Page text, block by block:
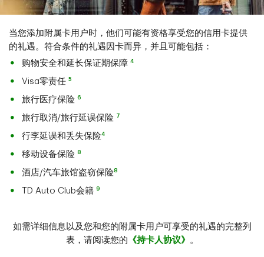
当您添加附属卡用户时，他们可能有资格享受您的信用卡提供
的礼遇。符合条件的礼遇因卡而异，并且可能包括：
购物安全和延长保证期保障 4
Visa零责任 5
旅行医疗保险 6
旅行取消/旅行延误保险 7
行李延误和丢失保险4
移动设备保险 8
酒店/汽车旅馆盗窃保险8
TD Auto Club会籍 9
如需详细信息以及您和您的附属卡用户可享受的礼遇的完整列
表，请阅读您的 《持卡人协议》 。